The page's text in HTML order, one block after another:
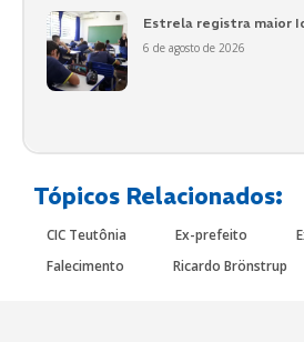
Estrela registra maior
6 de agosto de 2026
Tópicos Relacionados:
CIC Teutônia Ex-prefeito
Falecimento
Ricardo Brönstrup